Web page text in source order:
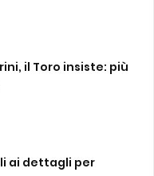
il Toro insiste: più
ai dettagli per